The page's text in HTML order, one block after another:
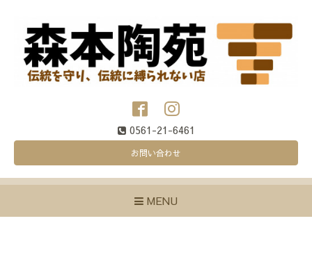
0561-21-6461
お問い合わせ
MENU